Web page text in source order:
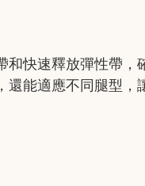
快速釋放彈性帶，
能適應不同腿型，